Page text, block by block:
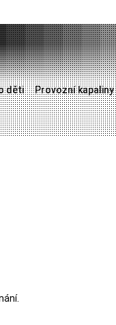
děti Provozní kapaliny